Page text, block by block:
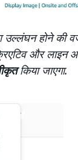
उल्लंघन होने की
और
किया जाएगा.